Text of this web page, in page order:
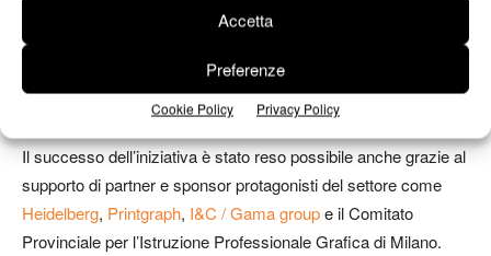
Accetta
Preferenze
Cookie Policy Privacy Policy
tecnica,” ha ricordato l’Associazione. “Vedere l’entusiasmo di
scuole arrivate da così lontano ci sprona a investire sempre di
più sui giovani talenti come futuri professionisti della
comunicazione”.
Il successo dell’iniziativa è stato reso possibile anche grazie al
supporto di partner e sponsor protagonisti del settore come
Heidelberg, Printgraph, I&C / Gama groupe il Comitato
Provinciale per l’Istruzione Professionale Grafica di Milano.